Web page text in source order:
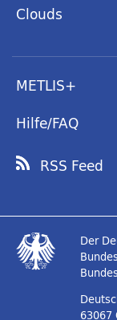
Clouds
METLIS+
Hilfe/FAQ
RSS Feed
Der
63067